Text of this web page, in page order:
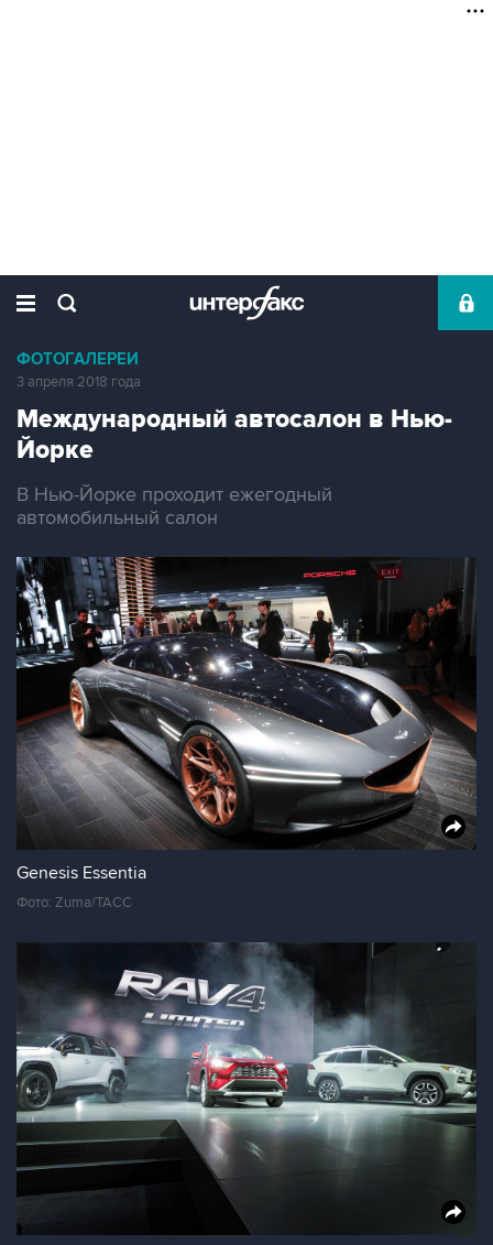
ФОТОГАЛЕРЕИ
3 апреля 2018 года
Международный автосалон в Нью-
Йорке
В Нью-Йорке проходит ежегодный
автомобильный салон
Genesis Essentia
Фото: Zuma/ТАСС